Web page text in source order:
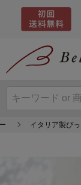
イタリア製ぴ